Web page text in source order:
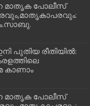
പോലീസ്
പുതിയ രീതിയിൽ:
കാണാം
പോലീസ്